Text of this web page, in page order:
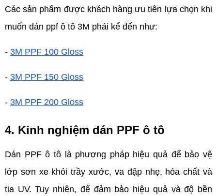
Các sản phẩm được khách hàng ưu tiên lựa chọn khi
muốn dán ppf ô tô 3M phải kể đến như:
- 3M PPF 100 Gloss
- 3M PPF 150 Gloss
- 3M PPF 200 Gloss
4. Kinh nghiệm dán PPF ô tô
Dán PPF ô tô là phương pháp hiệu quả để bảo vệ
lớp sơn xe khỏi trầy xước, va đập nhẹ, hóa chất và
tia UV. Tuy nhiên, để đảm bảo hiệu quả và độ bền